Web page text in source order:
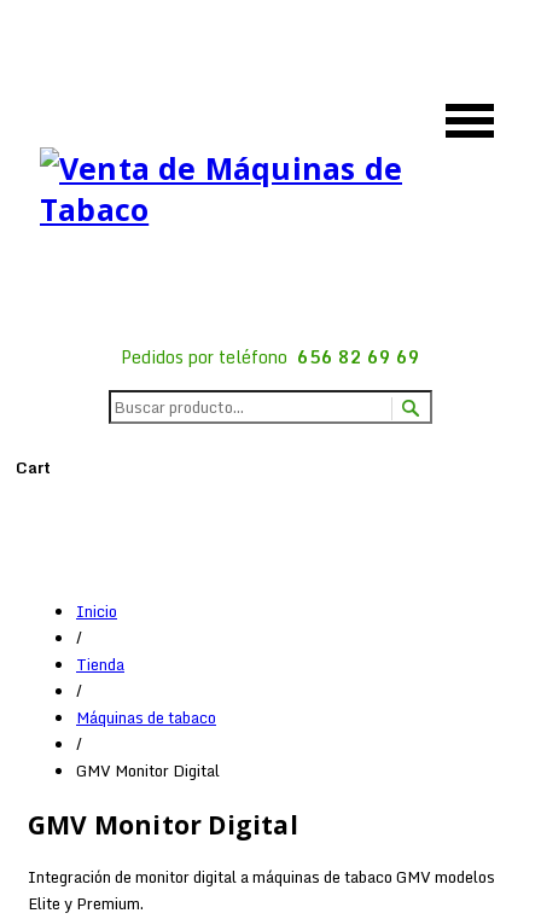
Pedidos por teléfono 656 82 69 69
Cart
Inicio
/
Tienda
/
Máquinas de tabaco
/
GMV Monitor Digital
GMV Monitor Digital
Integración de monitor digital a máquinas de tabaco GMV modelos
Elite y Premium.